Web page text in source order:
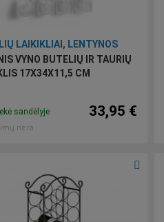
LAIKIKLIAI, LENTYNOS
VYNO BUTELIŲ IR TAURIŲ
17X34X11,5 CM
sandėlyje
nėra
33,95 €